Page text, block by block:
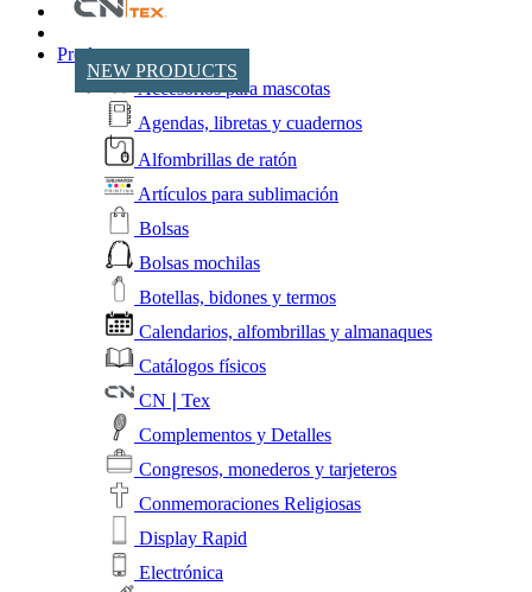
NEW PRODUCTS
Productos
Accesorios para mascotas
Agendas, libretas y cuadernos
Alfombrillas de ratón
Artículos para sublimación
Bolsas
Bolsas mochilas
Botellas, bidones y termos
Calendarios, alfombrillas y almanaques
Catálogos físicos
CN❘Tex
Complementos y Detalles
Congresos, monederos y tarjeteros
Conmemoraciones Religiosas
Display Rapid
Electrónica